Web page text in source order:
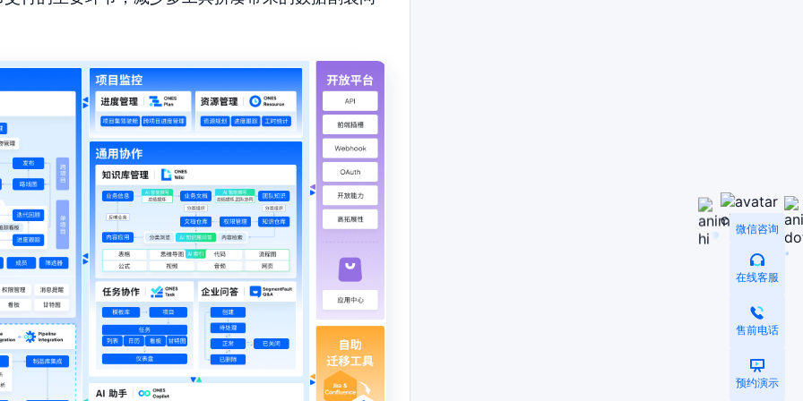
微信咨询
在线客服
售前电话
预约演示